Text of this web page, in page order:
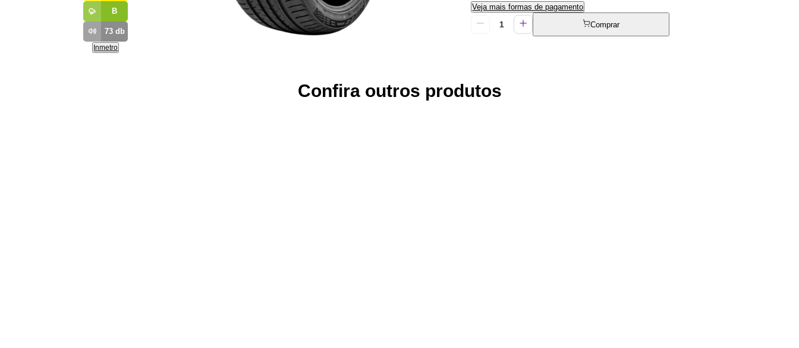
B
73db
Inmetro
Veja mais formas de pagamento
Comprar
Confira outros produtos